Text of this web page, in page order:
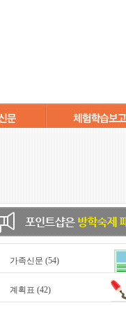
가족신문 (54)
계획표 (42)